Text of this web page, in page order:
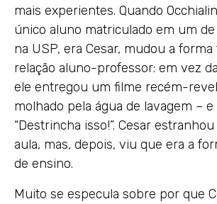
mais experientes. Quando
único aluno matriculado em um
na USP, era Cesar, mudou a
relação aluno-professor: em vez
ele entregou um filme recém-
molhado pela água de lavagem – e
“Destrincha isso!”. Cesar
aula, mas, depois, viu que era a
de ensino.
Muito se especula sobre por que